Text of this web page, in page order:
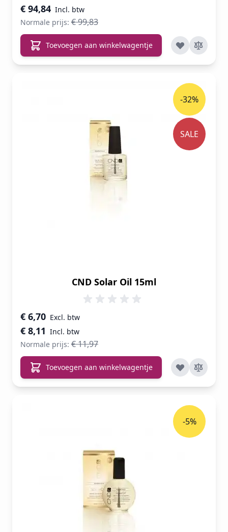
€ 94,84
Normale prijs: € 99,83
Toevoegen aan winkelwagentje
CND Solar Oil 15ml
Speciale prijs
€ 8,11
€ 6,70
Normale prijs: € 11,97
-32%
SALE
Toevoegen aan winkelwagentje
-5%